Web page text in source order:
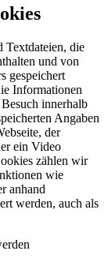
Textdateien, die
und von
gespeichert
Informationen
innerhalb
Angaben
der
ein Video
zählen wir
wie
anhand
werden, auch als